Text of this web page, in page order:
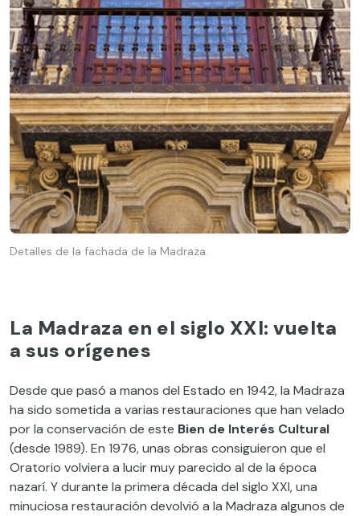
Detalles de la fachada de la Madraza.
La Madraza en el siglo XXI: vuelta
a sus orígenes
Desde que pasó a manos del Estado en 1942, la Madraza
ha sido sometida a varias restauraciones que han velado
por la conservación de este Bien de Interés Cultural
(desde 1989). En 1976, unas obras consiguieron que el
Oratorio volviera a lucir muy parecido al de la época
nazarí. Y durante la primera década del siglo XXI, una
minuciosa restauración devolvió a la Madraza algunos de